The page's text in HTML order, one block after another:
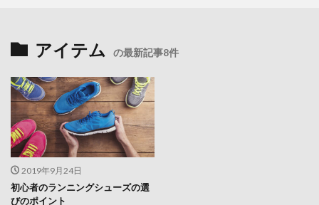
アイテム の最新記事8件
2019年9月24日
初心者のランニングシューズの選
びのポイント